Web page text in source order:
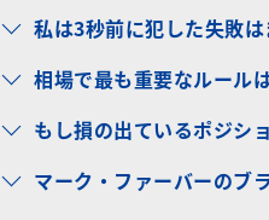
私は3秒前に犯した失敗
相場で最も重要なルール
もし損の出ているポジシ
マーク・ファーバーのブ